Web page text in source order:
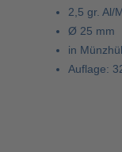
2,5 gr. Al/
Ø 25 mm
in
Auflage: